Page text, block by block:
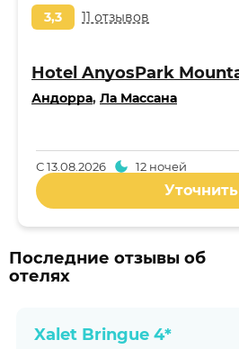
3,3 11 отзывов
Андорра, Ла Массана
С13.08.2026 12 ночей
Уточнить
Последние отзывы об
отелях
Xalet Bringue 4*